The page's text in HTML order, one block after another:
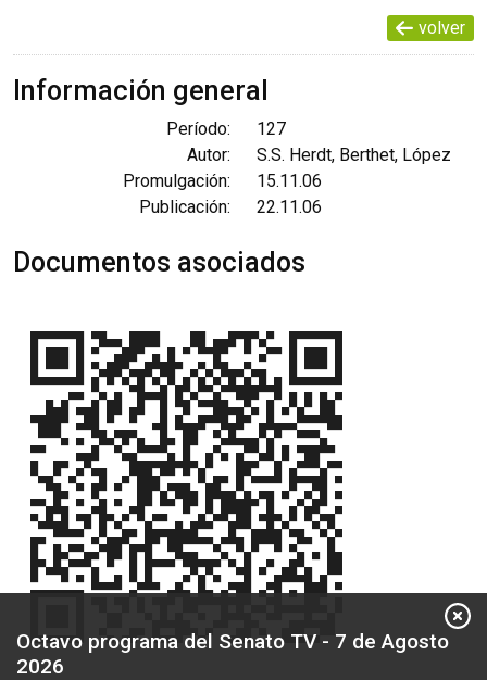
volver
Información general
Período:
127
Autor:
S.S. Herdt, Berthet, López
Promulgación:
15.11.06
Publicación:
22.11.06
Documentos asociados
Octavo programa del Senato TV - 7 de Agosto
2026